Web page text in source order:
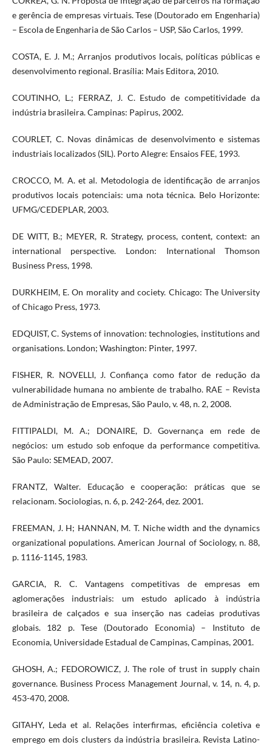
e gerência de empresas virtuais. Tese (Doutorado em Engenharia)
– Escola de Engenharia de São Carlos – USP, São Carlos, 1999.
COSTA, E. J. M.; Arranjos produtivos locais, políticas públicas e
desenvolvimento regional. Brasília: Mais Editora, 2010.
COUTINHO, L.; FERRAZ, J. C. Estudo de competitividade da
indústria brasileira. Campinas: Papirus, 2002.
COURLET, C. Novas dinâmicas de desenvolvimento e sistemas
industriais localizados (SIL). Porto Alegre: Ensaios FEE, 1993.
CROCCO, M. A. et al. Metodologia de identificação de arranjos
produtivos locais potenciais: uma nota técnica. Belo Horizonte:
UFMG/CEDEPLAR, 2003.
DE WITT, B.; MEYER, R. Strategy, process, content, context: an
international perspective. London: International Thomson
Business Press, 1998.
DURKHEIM, E. On morality and cociety. Chicago: The University
of Chicago Press, 1973.
EDQUIST, C. Systems of innovation: technologies, institutions and
organisations. London; Washington: Pinter, 1997.
FISHER, R. NOVELLI, J. Confiança como fator de redução da
vulnerabilidade humana no ambiente de trabalho. RAE – Revista
de Administração de Empresas, São Paulo, v. 48, n. 2, 2008.
FITTIPALDI, M. A.; DONAIRE, D. Governança em rede de
negócios: um estudo sob enfoque da performance competitiva.
São Paulo: SEMEAD, 2007.
FRANTZ, Walter. Educação e cooperação: práticas que se
relacionam. Sociologias, n. 6, p. 242-264, dez. 2001.
FREEMAN, J. H; HANNAN, M. T. Niche width and the dynamics
organizational populations. American Journal of Sociology, n. 88,
p. 1116-1145, 1983.
GARCIA, R. C. Vantagens competitivas de empresas em
aglomerações industriais: um estudo aplicado à indústria
brasileira de calçados e sua inserção nas cadeias produtivas
globais. 182 p. Tese (Doutorado Economia) – Instituto de
Economia, Universidade Estadual de Campinas, Campinas, 2001.
GHOSH, A.; FEDOROWICZ, J. The role of trust in supply chain
governance. Business Process Management Journal, v. 14, n. 4, p.
453-470, 2008.
GITAHY, Leda et al. Relações interfirmas, eficiência coletiva e
emprego em dois clusters da indústria brasileira. Revista Latino-